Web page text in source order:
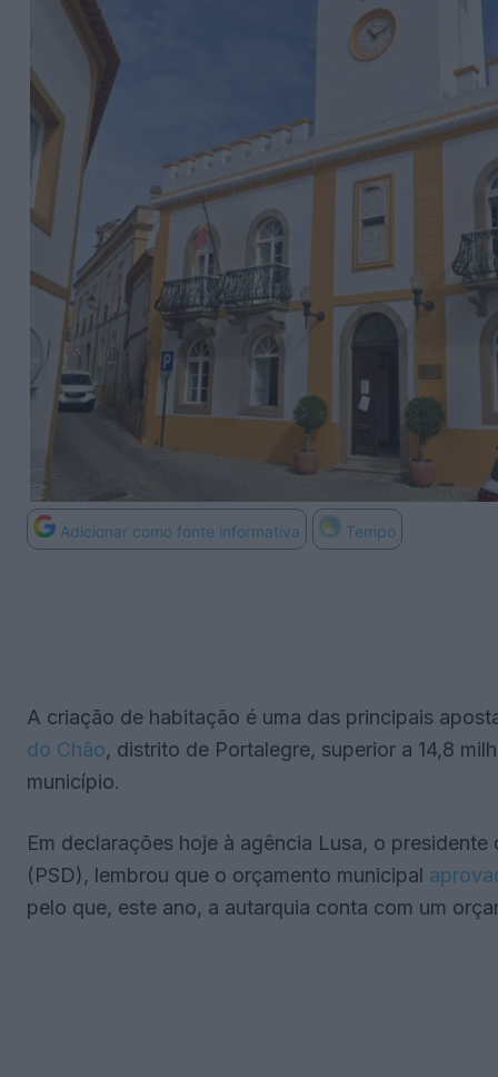
Adicionar como fonte informativa Tempo
A criação de habitação é uma das principais
do Chão, distrito de Portalegre, superior a 14,8
município.
Em declarações hoje à agência Lusa, o
(PSD), lembrou que o orçamento municipal
pelo que, este ano, a autarquia conta com um